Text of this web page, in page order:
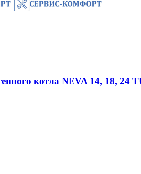
котла NEVA 14, 18, 24